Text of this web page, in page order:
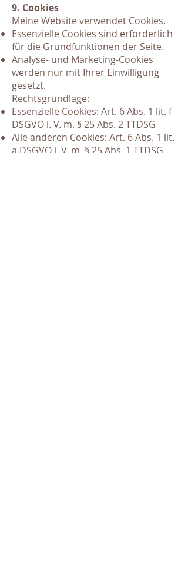
9. Cookies
Meine Website verwendet Cookies.
Essenzielle Cookies sind erforderlich
für die Grundfunktionen der Seite.
Analyse- und Marketing-Cookies
werden nur mit Ihrer Einwilligung
gesetzt.
Rechtsgrundlage:
Essenzielle Cookies: Art. 6 Abs. 1 lit. f
DSGVO i. V. m. § 25 Abs. 2 TTDSG
Alle anderen Cookies: Art. 6 Abs. 1 lit.
a DSGVO i. V. m. § 25 Abs. 1 TTDSG